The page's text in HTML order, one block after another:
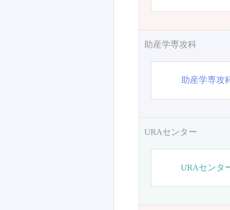
助産学専攻科
助産学専攻
URAセンター
URAセンタ